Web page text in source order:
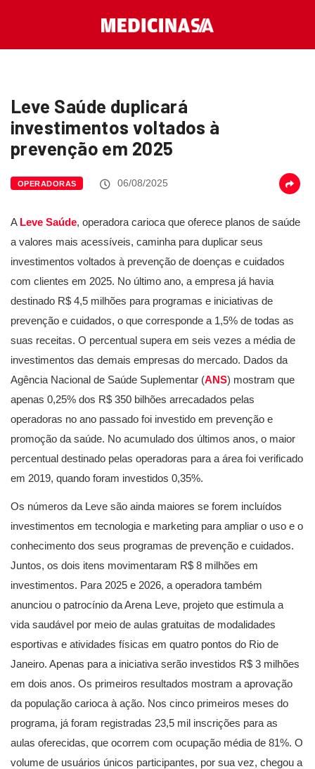
Leve Saúde duplicará
investimentos voltados à
prevenção em 2025
OPERADORAS 06/08/2025
A Leve Saúde, operadora carioca que oferece planos de saúde
a valores mais acessíveis, caminha para duplicar seus
investimentos voltados à prevenção de doenças e cuidados
com clientes em 2025. No último ano, a empresa já havia
destinado R$ 4,5 milhões para programas e iniciativas de
prevenção e cuidados, o que corresponde a 1,5% de todas as
suas receitas. O percentual supera em seis vezes a média de
investimentos das demais empresas do mercado. Dados da
Agência Nacional de Saúde Suplementar (ANS) mostram que
apenas 0,25% dos R$ 350 bilhões arrecadados pelas
operadoras no ano passado foi investido em prevenção e
promoção da saúde. No acumulado dos últimos anos, o maior
percentual destinado pelas operadoras para a área foi verificado
em 2019, quando foram investidos 0,35%.
Os números da Leve são ainda maiores se forem incluídos
investimentos em tecnologia e marketing para ampliar o uso e o
conhecimento dos seus programas de prevenção e cuidados.
Juntos, os dois itens movimentaram R$ 8 milhões em
investimentos. Para 2025 e 2026, a operadora também
anunciou o patrocínio da Arena Leve, projeto que estimula a
vida saudável por meio de aulas gratuitas de modalidades
esportivas e atividades físicas em quatro pontos do Rio de
Janeiro. Apenas para a iniciativa serão investidos R$ 3 milhões
em dois anos. Os primeiros resultados mostram a aprovação
da população carioca à ação. Nos cinco primeiros meses do
programa, já foram registradas 23,5 mil inscrições para as
aulas oferecidas, que ocorrem com ocupação média de 81%. O
volume de usuários únicos participantes, por sua vez, chegou a